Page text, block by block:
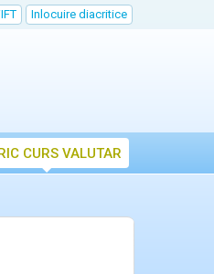
Inlocuire diacritice
CURS VALUTAR